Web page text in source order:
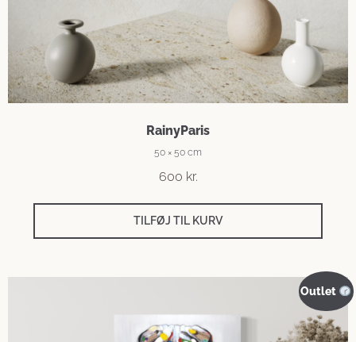
RainyParis
50 × 50 cm
600 kr.
TILFØJ TIL KURV
Outlet